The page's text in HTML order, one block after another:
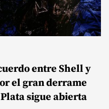
entre Shell y
el gran derrame
sigue abierta